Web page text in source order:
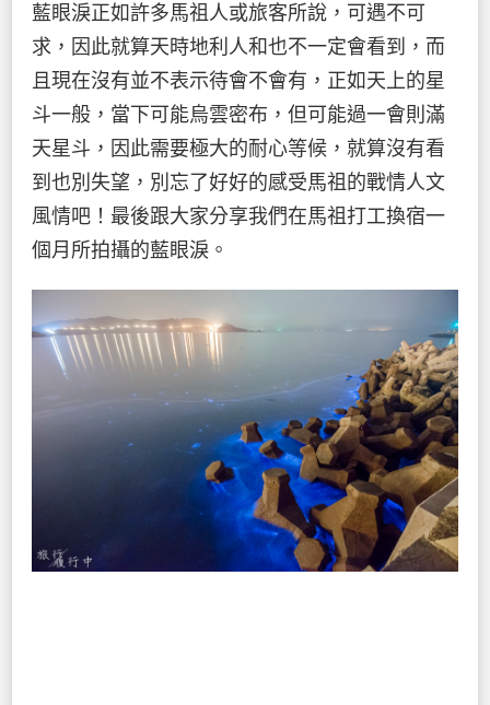
藍眼淚正如許多馬祖人或旅客所說，可遇不可
求，因此就算天時地利人和也不一定會看到，而
且現在沒有並不表示待會不會有，正如天上的星
斗一般，當下可能烏雲密布，但可能過一會則滿
天星斗，因此需要極大的耐心等候，就算沒有看
到也別失望，別忘了好好的感受馬祖的戰情人文
風情吧！最後跟大家分享我們在馬祖打工換宿一
個月所拍攝的藍眼淚。